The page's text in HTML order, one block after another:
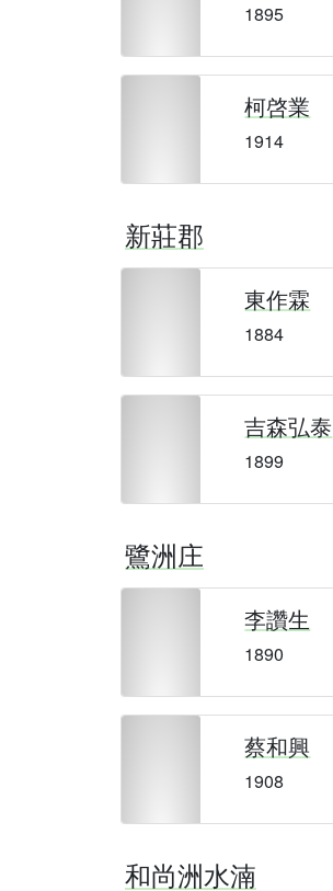
1895
柯啓業
1914
新莊郡
東作霖
1884
吉森弘泰
1899
鷺洲庄
李讚生
1890
蔡和興
1908
和尚洲水湳